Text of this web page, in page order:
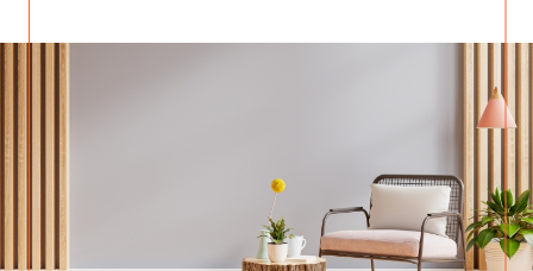
immobilier
Depuis 2008, notre agence spécialisée dans
l'immobilier à
vous accompagne dans votre projet
d'acquisition, de cession ou de location dans
les communes du département de l'Hérault.